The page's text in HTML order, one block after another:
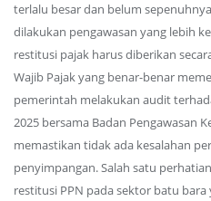
terlalu besar dan belum
dilakukan pengawasan yang lebih
restitusi pajak harus diberikan
Wajib Pajak yang benar-benar
pemerintah melakukan audit
2025 bersama Badan Pengawasan
memastikan tidak ada kesalahan
penyimpangan. Salah satu
restitusi PPN pada sektor batu